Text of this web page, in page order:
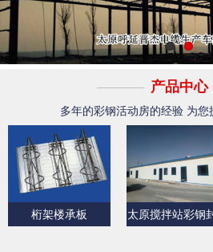
产品中心
多年的彩钢活动房的经验 为您
桁架楼承板
太原搅拌站彩钢